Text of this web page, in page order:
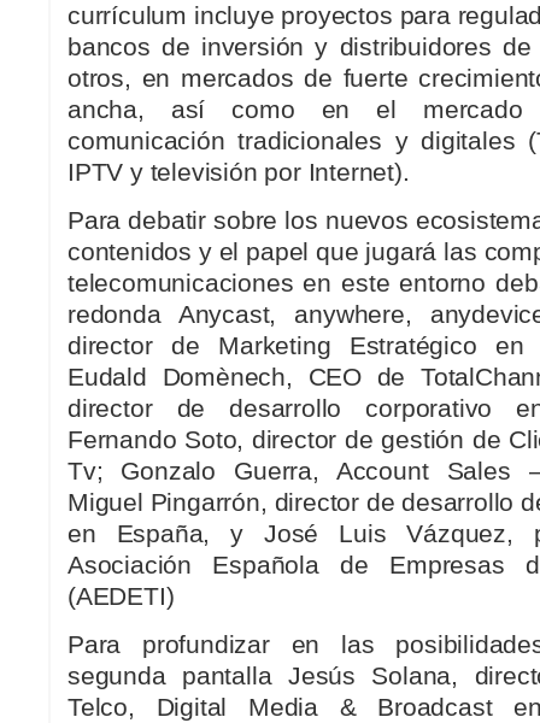
currículum incluye proyectos para
bancos de inversión y distribuidores
otros, en mercados de fuerte
ancha, así como en el
comunicación tradicionales y digitales
IPTV y televisión por Internet).
Para debatir sobre los nuevos
contenidos y el papel que jugará las
telecomunicaciones en este entorno
redonda Anycast, anywhere,
director de Marketing Estratégico en
Eudald Domènech, CEO de
director de desarrollo corporativo
Fernando Soto, director de gestión de
Tv; Gonzalo Guerra, Account Sales
Miguel Pingarrón, director de desarrollo
en España, y José Luis Vázquez,
Asociación Española de Empresas
(AEDETI)
Para profundizar en las
segunda pantalla Jesús Solana,
Telco, Digital Media & Broadcast